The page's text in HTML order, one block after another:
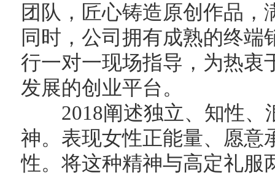
团队，匠心铸造原创作品
同时，公司拥有成熟的终
行一对一现场指导，为热衷
发展的创业平台。
2018阐述独立、知性、
神。表现女性正能量、愿意
性。将这种精神与高定礼服